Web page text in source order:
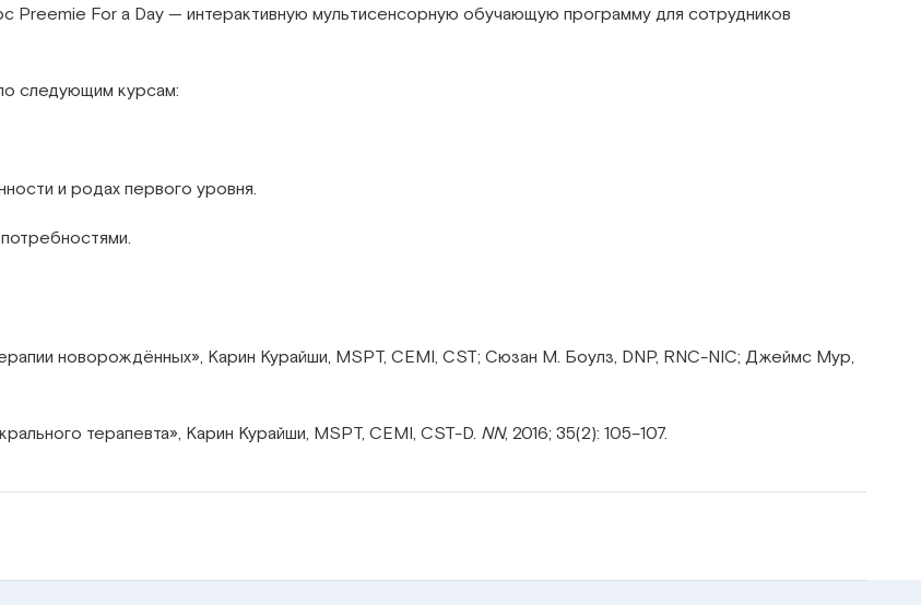
Preemie For a Day — интерактивную мультисенсорную обучающую программу для сотрудников
следующим курсам:
и родах первого уровня.
новорождённых», Карин Курайши, MSPT, CEMI, CST; Сюзан М. Боулз, DNP, RNC-NIC; Джеймс Мур,
терапевта», Карин Курайши, MSPT, CEMI, CST-D. NN, 2016; 35(2): 105–107.